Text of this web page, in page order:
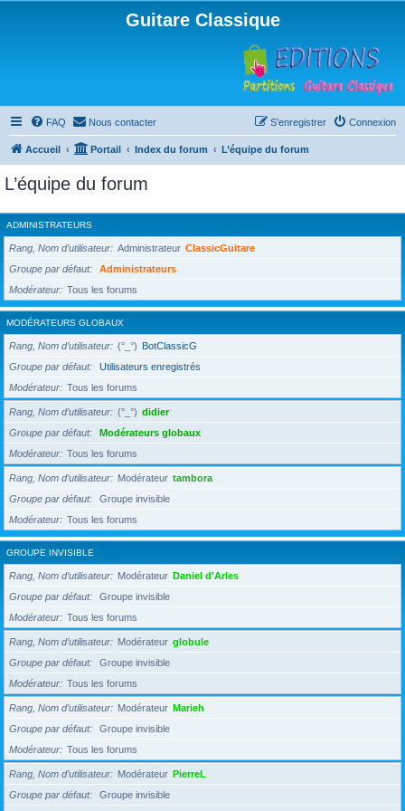
Guitare Classique
FAQ Nous contacter Connexion
S’enregistrer
Accueil Portail Index du forum L’équipe du forum
L’équipe du forum
ADMINISTRATEURS
Rang, Nom d’utilisateur Administrateur ClassicGuitare
Groupe par défaut
Administrateurs
Modérateur
Tous les forums
MODÉRATEURS GLOBAUX
Rang, Nom d’utilisateur (°_°) BotClassicG
Groupe par défaut
Utilisateurs enregistrés
Modérateur
Tous les forums
Rang, Nom d’utilisateur (°_°) didier
Groupe par défaut
Modérateurs globaux
Modérateur
Tous les forums
Rang, Nom d’utilisateur Modérateur tambora
Groupe par défaut
Groupe invisible
Modérateur
Tous les forums
GROUPE INVISIBLE
Rang, Nom d’utilisateur Modérateur Daniel d'Arles
Groupe par défaut
Groupe invisible
Modérateur
Tous les forums
Rang, Nom d’utilisateur Modérateur globule
Groupe par défaut
Groupe invisible
Modérateur
Tous les forums
Rang, Nom d’utilisateur Modérateur Marieh
Groupe par défaut
Groupe invisible
Modérateur
Tous les forums
Rang, Nom d’utilisateur Modérateur PierreL
Groupe par défaut
Groupe invisible